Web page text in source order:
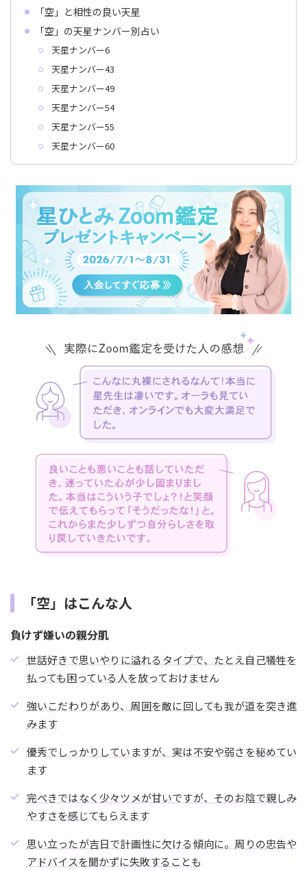
「空」と相性の良い天星
「空」の天星ナンバー別占い
天星ナンバー6
天星ナンバー43
天星ナンバー49
天星ナンバー54
天星ナンバー55
天星ナンバー60
「空」はこんな人
負けず嫌いの親分肌
世話好きで思いやりに溢れるタイプで、たとえ自己犠牲を
払っても困っている人を放っておけません
強いこだわりがあり、周囲を敵に回しても我が道を突き進
みます
優秀でしっかりしていますが、実は不安や弱さを秘めてい
ます
完ぺきではなく少々ツメが甘いですが、そのお陰で親しみ
やすさを感じてもらえます
思い立ったが吉日で計画性に欠ける傾向に。周りの忠告や
アドバイスを聞かずに失敗することも